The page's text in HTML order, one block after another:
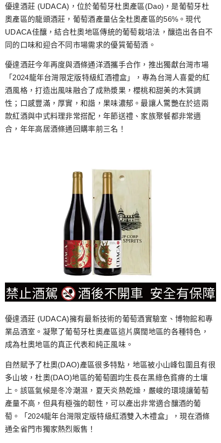
跳
至
主
要
容
優達酒莊 (UDACA)，位於葡萄牙杜奧產區(Dao)，是葡萄牙杜
奧產區的龍頭酒莊，葡萄酒產量佔全杜奧產區的56%。現代
UDACA佳釀，結合杜奧地區傳統的葡萄栽培法，釀造出各自不
同的口味和迎合不同市場需求的優質葡萄酒。
優達酒莊今年再度與酒條通洋酒攜手合作，推出獨獻台灣市場
「2024龍年台灣限定版特級紅酒禮盒」，專為台灣人喜愛的紅
酒風格，打造出風味融合了成熟漿果，櫻桃和甜美的木質調
性；口感豐滿，厚實，和諧，果味濃郁。最讓人驚艷在於這兩
款紅酒與中式料理非常搭配，年節送禮、家族聚餐都非常適
合，年年高居酒條通回購率前三名！
優達酒莊 (UDACA)擁有最新技術的葡萄酒實驗室、博物館和專
業品酒室。凝聚了葡萄牙杜奧產區這片廣闊地區的各種特色，
成為杜奧地區的真正代表和純正風味。
自然賦予了杜奧(DAO)產區很多特點，地區被小山峰包圍且有很
多山坡，杜奧(DAO)地區的葡萄園均生長在黑綠色貧瘠的土壤
上。該區氣候是冬冷潮濕，夏天炎熱乾燥，嚴峻的環境讓葡萄
產量不高，但具有極強的韌性，可以產出非常適合釀酒的葡
萄。「2024龍年台灣限定版特級紅酒雙入木禮盒」，現在酒條
通全省門市獨家熱烈販售！